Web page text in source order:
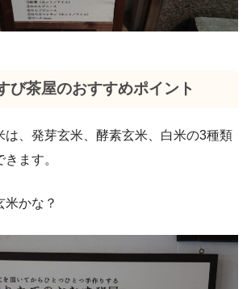
び茶屋のおすすめポイント
は、発芽玄米、酵素玄米、白米の3種類
ます。
米かな？